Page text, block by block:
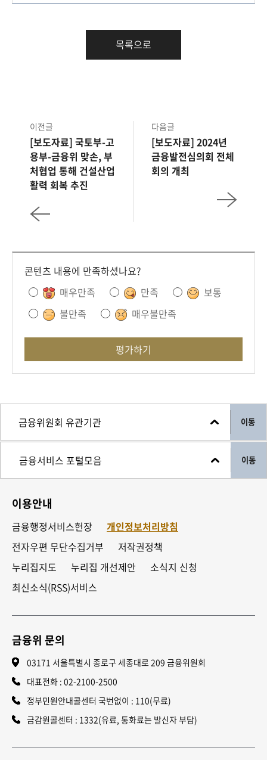
목록으로
이전글
[보도자료] 국토부-고
용부-금융위 맞손, 부
처협업 통해 건설산업
활력 회복 추진
다음글
[보도자료] 2024년
금융발전심의회 전체
회의 개최
콘텐츠 내용에 만족하셨나요?
매우만족
만족
보통
불만족
매우불만족
평가하기
이동
이동
이용안내
금융행정서비스헌장
개인정보처리방침
전자우편 무단수집거부
저작권정책
누리집지도
누리집 개선제안
소식지 신청
최신소식(RSS)서비스
금융위 문의
03171 서울특별시 종로구 세종대로 209 금융위원회
대표전화 : 02-2100-2500
정부민원안내콜센터 국번없이 : 110(무료)
금감원콜센터 : 1332(유료, 통화료는 발신자 부담)